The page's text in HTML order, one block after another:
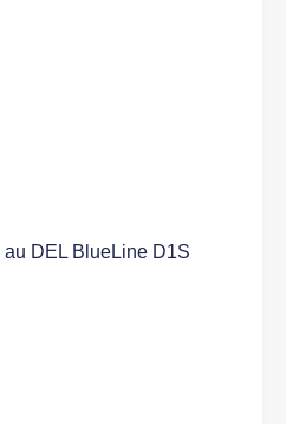
DEL BlueLine D1S